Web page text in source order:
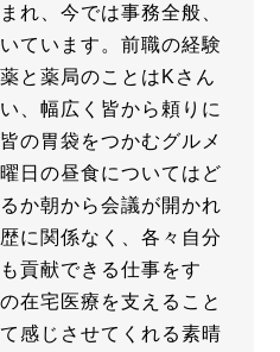
れ、今では事務全般、
ています。前職の経験
と薬局のことはKさん
、幅広く皆から頼りに
の胃袋をつかむグルメ
日の昼食についてはど
か朝から会議が開かれ
に関係なく、各々自分
貢献できる仕事をす
在宅医療を支えること
感じさせてくれる素晴